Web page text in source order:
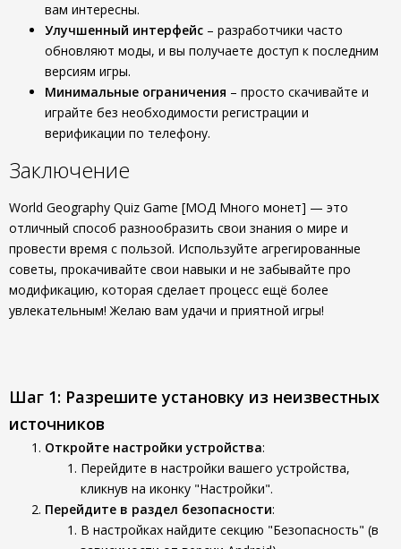
вам интересны.
Улучшенный интерфейс – разработчики часто
обновляют моды, и вы получаете доступ к последним
версиям игры.
Минимальные ограничения – просто скачивайте и
играйте без необходимости регистрации и
верификации по телефону.
Заключение
World Geography Quiz Game [МОД Много монет] — это
отличный способ разнообразить свои знания о мире и
провести время с пользой. Используйте агрегированные
советы, прокачивайте свои навыки и не забывайте про
модификацию, которая сделает процесс ещё более
увлекательным! Желаю вам удачи и приятной игры!
Шаг 1: Разрешите установку из неизвестных
источников
Откройте настройки устройства:
Перейдите в настройки вашего устройства,
кликнув на иконку "Настройки".
Перейдите в раздел безопасности:
В настройках найдите секцию "Безопасность" (в